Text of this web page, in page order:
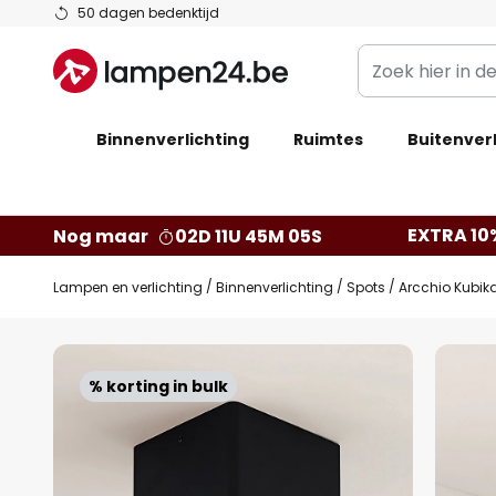
50 dagen bedenktijd
Ga
de
inhoud
Zoek
hier
de
Binnenverlichting Ruimtes
Nog maar 02D 11U 45M 04S EXTRA
Lampen en verlichting Binnenverlichting Spots Arcchio
% korting in bulk
Ga
naar